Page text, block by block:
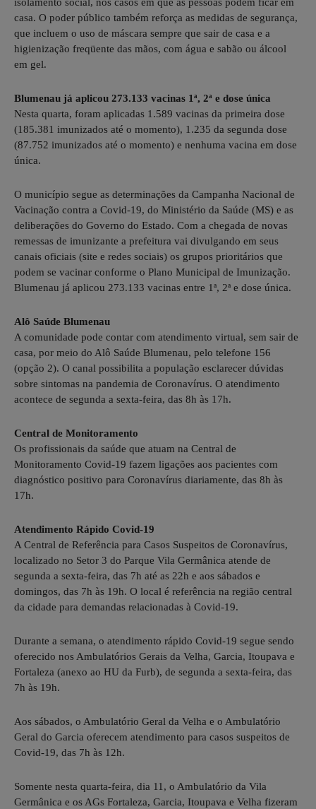
isolamento social, nos casos em que as pessoas podem ficar em
casa. O poder público também reforça as medidas de segurança,
que incluem o uso de máscara sempre que sair de casa e a
higienização freqüente das mãos, com água e sabão ou álcool
em gel.
Blumenau já aplicou 273.133 vacinas 1ª, 2ª e dose única
Nesta quarta, foram aplicadas 1.589 vacinas da primeira dose
(185.381 imunizados até o momento), 1.235 da segunda dose
(87.752 imunizados até o momento) e nenhuma vacina em dose
única.
O município segue as determinações da Campanha Nacional de
Vacinação contra a Covid-19, do Ministério da Saúde (MS) e as
deliberações do Governo do Estado. Com a chegada de novas
remessas de imunizante a prefeitura vai divulgando em seus
canais oficiais (site e redes sociais) os grupos prioritários que
podem se vacinar conforme o Plano Municipal de Imunização.
Blumenau já aplicou 273.133 vacinas entre 1ª, 2ª e dose única.
Alô Saúde Blumenau
A comunidade pode contar com atendimento virtual, sem sair de
casa, por meio do Alô Saúde Blumenau, pelo telefone 156
(opção 2). O canal possibilita a população esclarecer dúvidas
sobre sintomas na pandemia de Coronavírus. O atendimento
acontece de segunda a sexta-feira, das 8h às 17h.
Central de Monitoramento
Os profissionais da saúde que atuam na Central de
Monitoramento Covid-19 fazem ligações aos pacientes com
diagnóstico positivo para Coronavírus diariamente, das 8h às
17h.
Atendimento Rápido Covid-19
A Central de Referência para Casos Suspeitos de Coronavírus,
localizado no Setor 3 do Parque Vila Germânica atende de
segunda a sexta-feira, das 7h até as 22h e aos sábados e
domingos, das 7h às 19h. O local é referência na região central
da cidade para demandas relacionadas à Covid-19.
Durante a semana, o atendimento rápido Covid-19 segue sendo
oferecido nos Ambulatórios Gerais da Velha, Garcia, Itoupava e
Fortaleza (anexo ao HU da Furb), de segunda a sexta-feira, das
7h às 19h.
Aos sábados, o Ambulatório Geral da Velha e o Ambulatório
Geral do Garcia oferecem atendimento para casos suspeitos de
Covid-19, das 7h às 12h.
Somente nesta quarta-feira, dia 11, o Ambulatório da Vila
Germânica e os AGs Fortaleza, Garcia, Itoupava e Velha fizeram